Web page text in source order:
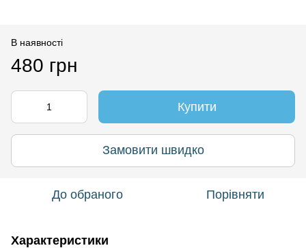
В наявності
480 грн
Купити
Замовити швидко
До обраного Порівняти
Характеристики